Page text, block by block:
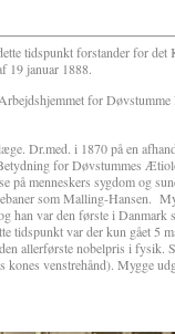
tidspunkt forstander for
19 januar 1888.
for
Dr.med. i 1870 på en
for Døvstummes
på menneskers sygdom og
som Malling-Hansen.
han var den første i Danmark
tidspunkt var der kun gået 5
allerførste nobelpris i fysik.
venstrehånd). Mygge